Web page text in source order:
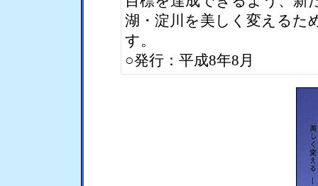
湖・淀川を美しく変えるた
す。
○発行：平成8年8月